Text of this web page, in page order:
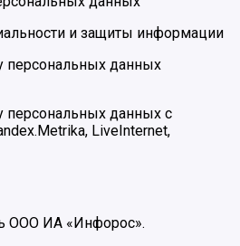
и защиты информации
персональных данных
персональных данных с
LiveInternet,
ООО ИА «Инфорос».